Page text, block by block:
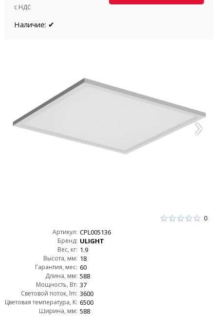
с НДС
Наличие: ✔
0
Артикул: CPL005136
Бренд: ULIGHT
Вес, кг: 1.9
Высота, мм: 18
Гарантия, мес: 60
Длина, мм: 588
Мощность, Вт: 37
Световой поток, lm: 3600
Цветовая температура, K: 6500
Ширина, мм: 588